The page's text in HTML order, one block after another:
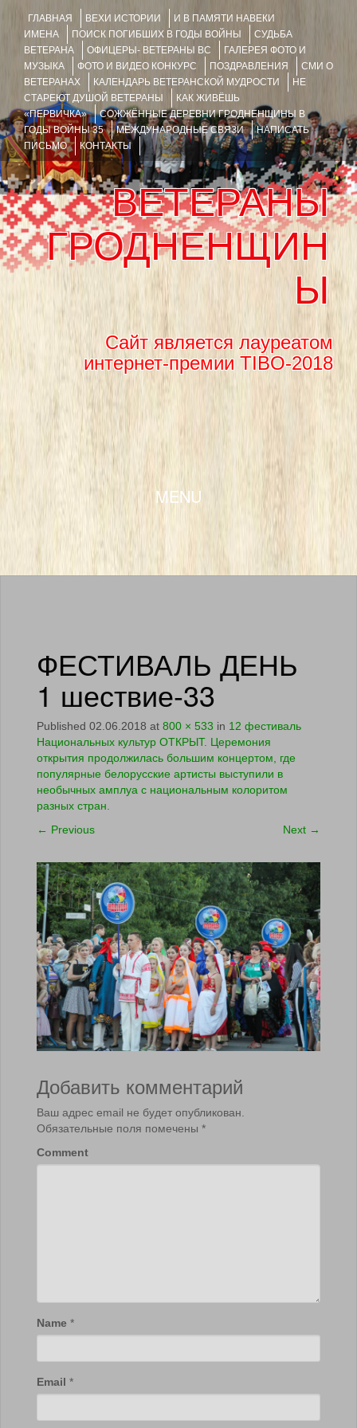
ГЛАВНАЯ ВЕХИ ИСТОРИИ
И В ПАМЯТИ НАВЕКИ
ИМЕНА
ПОИСК ПОГИБШИХ В ГОДЫ ВОЙНЫ
СУДЬБА
ВЕТЕРАНА
ОФИЦЕРЫ- ВЕТЕРАНЫ ВС
ГАЛЕРЕЯ ФОТО И
МУЗЫКА
ФОТО И ВИДЕО КОНКУРС ПОЗДРАВЛЕНИЯ
СМИ О
ВЕТЕРАНАХ
КАЛЕНДАРЬ ВЕТЕРАНСКОЙ МУДРОСТИ
НЕ
СТАРЕЮТ ДУШОЙ ВЕТЕРАНЫ
КАК ЖИВЁШЬ
«ПЕРВИЧКА»
СОЖЖЁННЫЕ ДЕРЕВНИ ГРОДНЕНЩИНЫ В
ГОДЫ ВОЙНЫ 35
МЕЖДУНАРОДНЫЕ СВЯЗИ
НАПИСАТЬ
ПИСЬМО
КОНТАКТЫ
ВЕТЕРАНЫ
ГРОДНЕНЩИН
Ы
Сайт является лауреатом
интернет-премии TIBO-2018
MENU
SKIP TO CONTENT
ФЕСТИВАЛЬ ДЕНЬ
1 шествие-33
Published 02.06.2018 at 800 × 533 in 12 фестиваль
Национальных культур ОТКРЫТ. Церемония
открытия продолжилась большим концертом, где
популярные белорусские артисты выступили в
необычных амплуа с национальным колоритом
разных стран.
← Previous Next →
Добавить комментарий
Ваш адрес email не будет опубликован.
Обязательные поля помечены *
Comment
Name *
Email *